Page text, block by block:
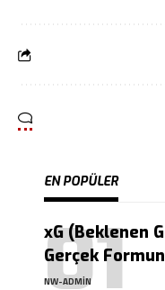
EN POPÜLER
xG (Beklenen
Gerçek
NW-ADMIN